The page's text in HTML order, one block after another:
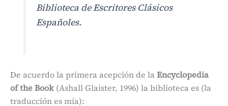
Biblioteca de Escritores Clásicos
Españoles.
De acuerdo la primera acepción de laEncyclopedia
of the Book (Ashall Glaister, 1996) la biblioteca es (la
traducción es mía):